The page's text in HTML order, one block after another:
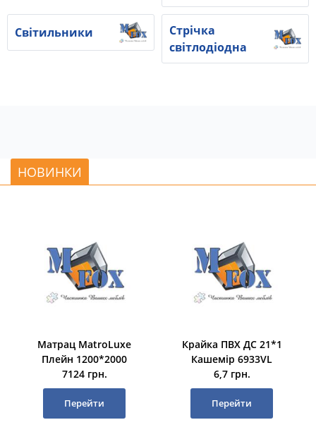
Світильники
Стрічка
світлодіодна
НОВИНКИ
Матрац MatroLuxe
Плейн 1200*2000
7124 грн.
Перейти
Крайка ПВХ ДС 21*1
Кашемір 6933VL
6,7 грн.
Перейти